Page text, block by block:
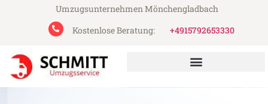
Umzugsunternehmen Mönchengladbach
Kostenlose Beratung:
+4915792653330